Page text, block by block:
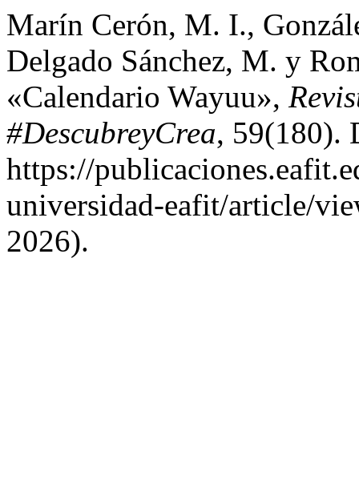
Marín Cerón, M. I.,
Delgado Sánchez, M. y
«Calendario Wayuu»,
#DescubreyCrea, 59(180).
https://
universidad-eafit/article/
2026).